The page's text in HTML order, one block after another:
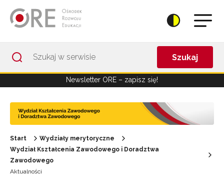
Szukaj
Newsletter ORE – zapisz się!
Start
Wydziały merytoryczne
Wydział Kształcenia Zawodowego i Doradztwa
Zawodowego
Aktualności